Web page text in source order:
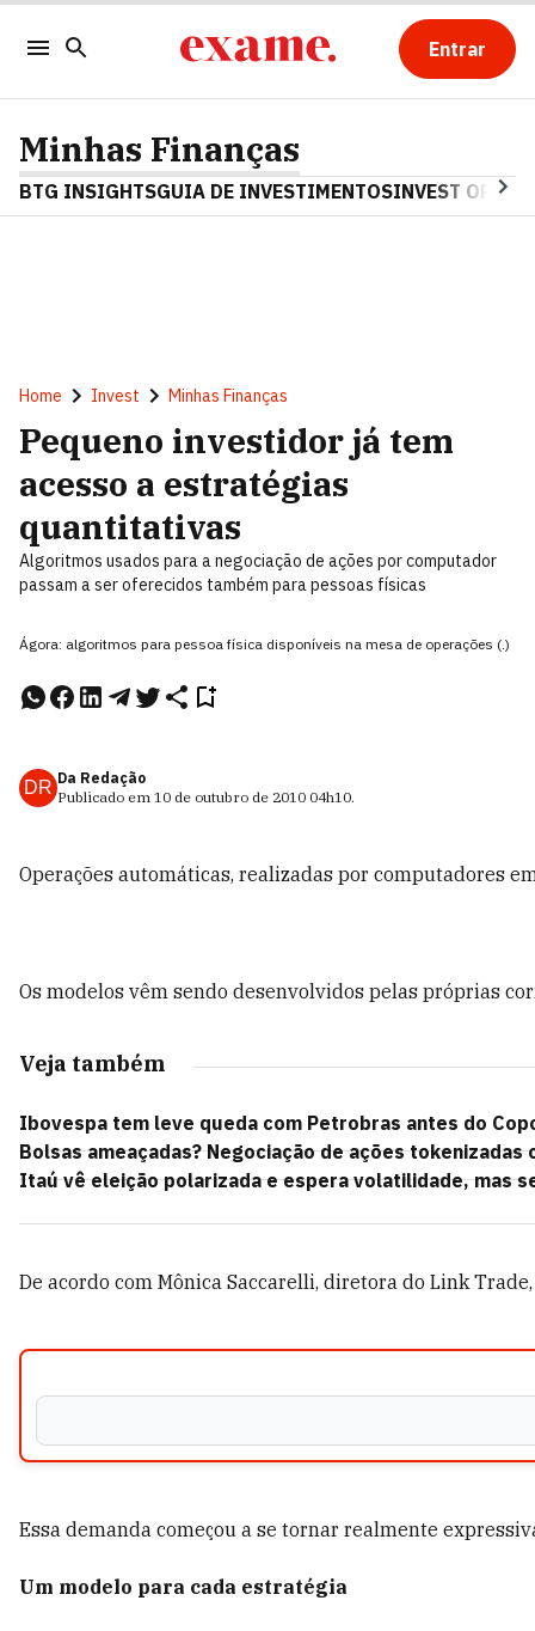
Entrar
Minhas Finanças
BTG INSIGHTSGUIA DE INVESTIMENTOSINVEST OPINA
Home Invest Minhas Finanças
Pequeno investidor já tem
acesso a estratégias
quantitativas
Algoritmos usados para a negociação de ações por computador
passam a ser oferecidos também para pessoas físicas
Ágora: algoritmos para pessoa física disponíveis na mesa de operações (.)
DR Da Redação
Publicado em 10 de outubro de 2010 04h10.
Operações automáticas, realizadas por computadores
Os modelos vêm sendo desenvolvidos pelas próprias
Veja também
Ibovespa tem leve queda com Petrobras antes do
Bolsas ameaçadas? Negociação de ações tokenizadas
Itaú vê eleição polarizada e espera volatilidade, mas
De acordo com Mônica Saccarelli, diretora do Link
Essa demanda começou a se tornar realmente
Um modelo para cada estratégia